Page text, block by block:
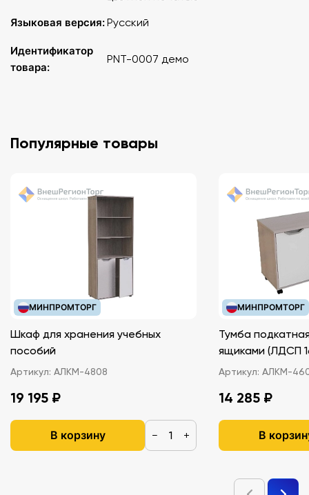
20. "Выхожу один я на дорогу..."
Языковая версия:Русский
Идентификатор
товара:
PNT-0007 демо
Популярные товары
МИНПРОМТОРГ
Шкаф для хранения учебных
пособий
Артикул: АЛКМ-4808
19 195 ₽
В корзину − +
МИНПРОМТОРГ
Тумба
ящиками
Артикул: АЛКМ-
14 285 ₽
В